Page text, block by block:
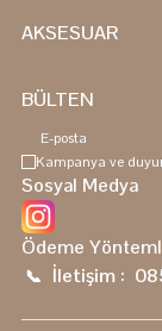
AKSESUAR
BÜLTEN
Kampanya ve
Sosyal Medya
Ödeme
📞 İletişim :